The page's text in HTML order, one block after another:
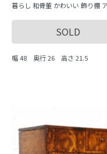
暮らし 和骨董 かわいい 飾り棚
SOLD
幅 48 奥行 26 高さ 21.5